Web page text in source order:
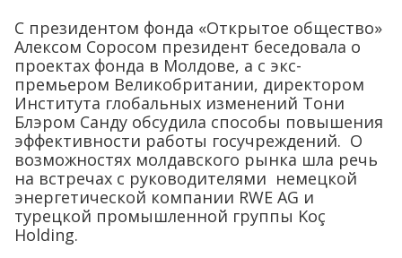
С президентом фонда «Открытое общество»
Алексом Соросом президент беседовала о
проектах фонда в Молдове, а с экс-
премьером Великобритании, директором
Института глобальных изменений Тони
Блэром Санду обсудила способы повышения
эффективности работы госучреждений. О
возможностях молдавского рынка шла речь
на встречах с руководителями немецкой
энергетической компании RWE AG и
турецкой промышленной группы Koç
Holding.